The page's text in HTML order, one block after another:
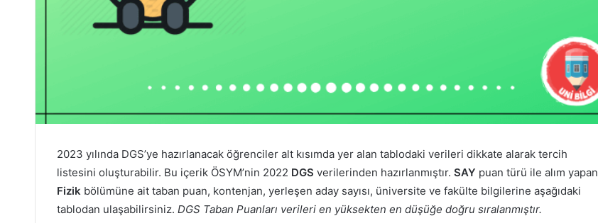
2023 yılında DGS’ye hazırlanacak öğrenciler alt kısımda yer alan tablodaki verileri dikkate alarak tercih
listesini oluşturabilir. Bu içerik ÖSYM’nin 2022 DGS verilerinden hazırlanmıştır. SAY puan türü ile alım yapan
Fizik bölümüne ait taban puan, kontenjan, yerleşen aday sayısı, üniversite ve fakülte bilgilerine aşağıdaki
tablodan ulaşabilirsiniz. DGS Taban Puanları verileri en yüksekten en düşüğe doğru sıralanmıştır.